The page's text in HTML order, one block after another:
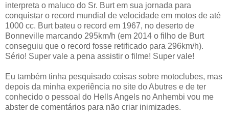
interpreta o maluco do Sr. Burt em sua jornada para
conquistar o record mundial de velocidade em motos de até
1000 cc. Burt bateu o record em 1967, no deserto de
Bonneville marcando 295km/h (em 2014 o filho de Burt
conseguiu que o record fosse retificado para 296km/h).
Sério! Super vale a pena assistir o filme! Super vale!
Eu também tinha pesquisado coisas sobre motoclubes, mas
depois da minha experiência no site do Abutres e de ter
conhecido o pessoal do Hells Angels no Anhembi vou me
abster de comentários para não criar inimizades.